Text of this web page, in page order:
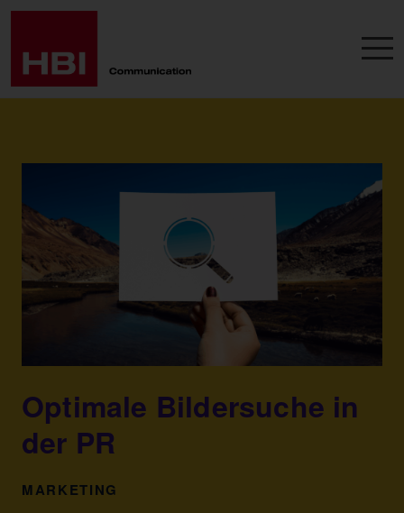
Optimale Bildersuche in
der PR
MARKETING